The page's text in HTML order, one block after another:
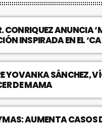
CONRIQUEZ ANUNCIA
INSPIRADA EN EL
YOVANKA SÁNCHEZ,
DE MAMA
AUMENTA CASOS